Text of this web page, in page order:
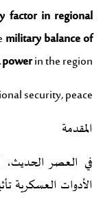
factor in regional
military balance of
powerin the region.
security, peace.
المقدمة
الأدوات العسكرية